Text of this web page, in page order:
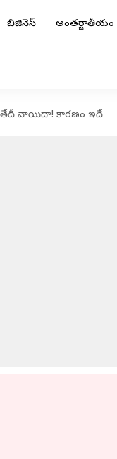
బిజినెస్ అంతర్జాతీయం
తేదీ వాయిదా! కారణం ఇదే